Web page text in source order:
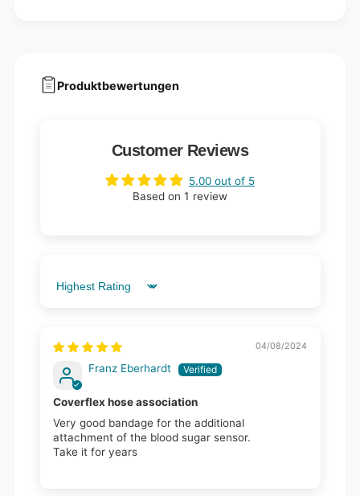
Produktbewertungen
Customer Reviews
5.00 out of 5
Based on 1 review
Sort by
04/08/2024
Franz Eberhardt
Coverflex hose association
Very good bandage for the additional
attachment of the blood sugar sensor.
Take it for years